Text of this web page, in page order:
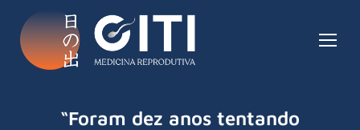
“Foram dez anos tentando